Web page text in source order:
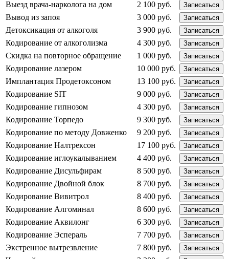
Выезд врача-нарколога на дом 2 100 руб. Записаться
Вывод из запоя 3 000 руб. Записаться
Детоксикация от алкоголя 3 900 руб. Записаться
Кодирование от алкоголизма 4 300 руб. Записаться
Скидка на повторное обращение 1 000 руб. Записаться
Кодирование лазером 10 000 руб. Записаться
Имплантация Продетоксоном 13 100 руб. Записаться
Кодирование SIT 9 000 руб. Записаться
Кодирование гипнозом 4 300 руб. Записаться
Кодирование Торпедо 9 300 руб. Записаться
Кодирование по методу Довженко 9 200 руб. Записаться
Кодирование Налтрексон 17 100 руб. Записаться
Кодирование иглоукалыванием 4 400 руб. Записаться
Кодирование Дисульфирам 8 500 руб. Записаться
Кодирование Двойной блок 8 700 руб. Записаться
Кодирование Вивитрол 8 400 руб. Записаться
Кодирование Алгоминал 8 600 руб. Записаться
Кодирование Аквилонг 6 300 руб. Записаться
Кодирование Эспераль 7 700 руб. Записаться
Экстренное вытрезвление 7 800 руб. Записаться